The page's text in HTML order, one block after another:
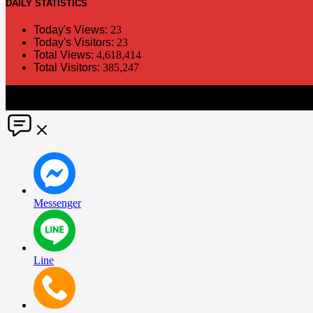
DAILY STATISTICS
Today's Views: 23
Today's Visitors: 23
Total Views: 4,618,414
Total Visitors: 385,247
Messenger
Line